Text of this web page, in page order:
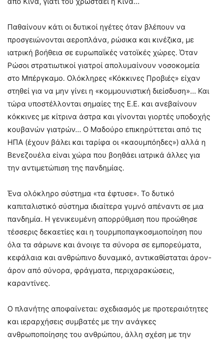
Παθαίνουν κάτι οι δυτικοί ηγέτες όταν βλέπουν να
προσγειώνονται αεροπλάνα, ρώσικα και κινέζικα, με
ιατρική βοήθεια σε ευρωπαϊκές νατοϊκές χώρες. Όταν
Ρώσοι στρατιωτικοί γιατροί απολυμαίνουν νοσοκομεία
στο Μπέργκαμο. Ολόκληρες «Κόκκινες Προβιές» είχαν
στηθεί για να μην γίνει η «κομμουνιστική διείσδυση»… Και
τώρα υποστέλλονται σημαίες της Ε.Ε. και ανεβαίνουν
κόκκινες με κίτρινα άστρα και γίνονται γιορτές υποδοχής
κουβανών γιατρών… Ο Μαδούρο επικηρύττεται από τις
ΗΠΑ (έχουν βάλει και ταρίφα οι «καουμπόηδες») αλλά η
Βενεζουέλα είναι χώρα που βοηθάει ιατρικά άλλες για
την αντιμετώπιση της πανδημίας.
Ένα ολόκληρο σύστημα «τα έφτυσε». Το δυτικό
καπιταλιστικό σύστημα ιδιαίτερα γυμνό απέναντι σε μια
πανδημία. Η γενικευμένη απορρύθμιση που προώθησε
τέσσερις δεκαετίες και η τουρμποπαγκοσμιοποίηση που
όλα τα σάρωνε και άνοιγε τα σύνορα σε εμπορεύματα,
κεφάλαια και ανθρώπινο δυναμικό, αντικαθίσταται άρον-
άρον από σύνορα, φράγματα, περιχαρακώσεις,
καραντίνες.
Ο πλανήτης αποφαίνεται: σχεδιασμός με προτεραιότητες
και ιεραρχήσεις συμβατές με την ανάγκες
ανθρωποποίησης του ανθρώπου, άλλη σχέση με την